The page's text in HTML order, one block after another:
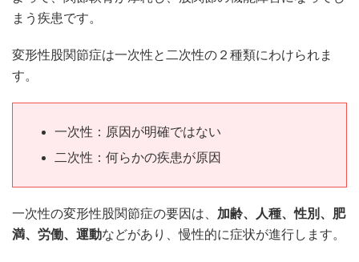
まう疾患です。
変形性股関節症は一次性と二次性の２種類にわけられま
す。
一次性：原因が明確ではない
二次性：何らかの疾患が原因
一次性の変形性股関節症の要因は、 加齢、人種、性別、肥
満、労働、運動などがあり、慢性的に症状が進行します。